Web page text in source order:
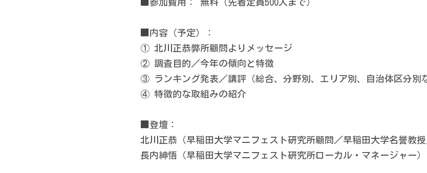
■参加費用： 無料（先着定員500人まで）
■内容（予
① 北川正恭弊所顧問より
② 調査目的／今年の傾
③ ランキング発表／講評（総合、分野別、エリア別
④ 特徴的な取組み
■登
北川正恭（早稲田大学マニフェスト研究所顧問／早稲田大学
長内紳悟（早稲田大学マニフェスト研究所ローカル・マネージャー）